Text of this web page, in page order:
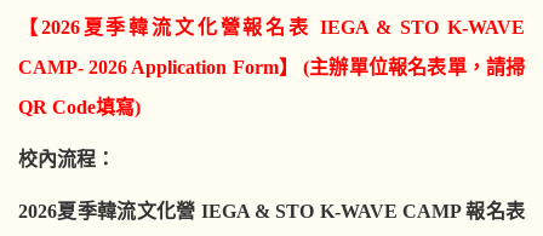
【 2026夏季韓流文化營報名表 IEGA & STO K-WAVE
CAMP-2026 Application Form】 (主辦單位報名表單， 請掃
QR Code填寫)
校內流程 ：
2026夏季韓流文化營 IEGA & STO K-WAVE CAMP報名表